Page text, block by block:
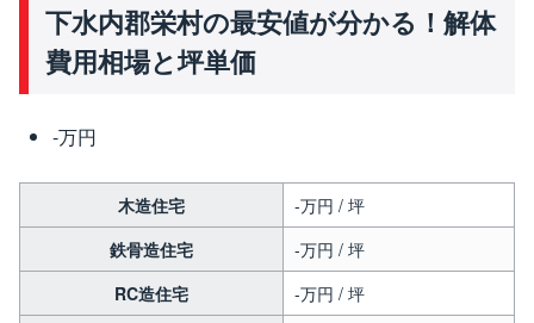
下水内郡栄村の最安値が分かる！解体
費用相場と坪単価
-万円
木造住宅
-万円 / 坪
鉄骨造住宅
-万円 / 坪
RC造住宅
-万円 / 坪